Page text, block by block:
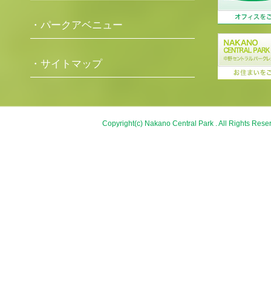
・パークアベニュー
・サイトマップ
Copyright(c) Nakano Central Park . All Rights